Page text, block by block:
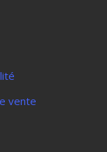
vente